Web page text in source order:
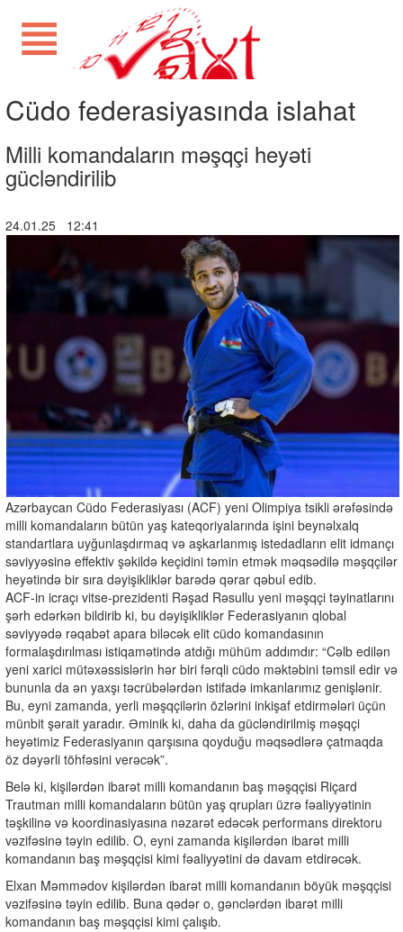
Cüdo federasiyasında islahat
Milli komandaların məşqçi heyəti
gücləndirilib
24.01.25 12:41
Azərbaycan Cüdo Federasiyası (ACF) yeni Olimpiya tsikli ərəfəsində
milli komandaların bütün yaş kateqoriyalarında işini beynəlxalq
standartlara uyğunlaşdırmaq və aşkarlanmış istedadların elit idmançı
səviyyəsinə effektiv şəkildə keçidini təmin etmək məqsədilə məşqçilər
heyətində bir sıra dəyişikliklər barədə qərar qəbul edib.
ACF-in icraçı vitse-prezidenti Rəşad Rəsullu yeni məşqçi təyinatlarını
şərh edərkən bildirib ki, bu dəyişikliklər Federasiyanın qlobal
səviyyədə rəqabət apara biləcək elit cüdo komandasının
formalaşdırılması istiqamətində atdığı mühüm addımdır: “Cəlb edilən
yeni xarici mütəxəssislərin hər biri fərqli cüdo məktəbini təmsil edir və
bununla da ən yaxşı təcrübələrdən istifadə imkanlarımız genişlənir.
Bu, eyni zamanda, yerli məşqçilərin özlərini inkişaf etdirmələri üçün
münbit şərait yaradır. Əminik ki, daha da gücləndirilmiş məşqçi
heyətimiz Federasiyanın qarşısına qoyduğu məqsədlərə çatmaqda
öz dəyərli töhfəsini verəcək”.
Belə ki, kişilərdən ibarət milli komandanın baş məşqçisi Riçard
Trautman milli komandaların bütün yaş qrupları üzrə fəaliyyətinin
təşkilinə və koordinasiyasına nəzarət edəcək performans direktoru
vəzifəsinə təyin edilib. O, eyni zamanda kişilərdən ibarət milli
komandanın baş məşqçisi kimi fəaliyyətini də davam etdirəcək.
Elxan Məmmədov kişilərdən ibarət milli komandanın böyük məşqçisi
vəzifəsinə təyin edilib. Buna qədər o, gənclərdən ibarət milli
komandanın baş məşqçisi kimi çalışıb.